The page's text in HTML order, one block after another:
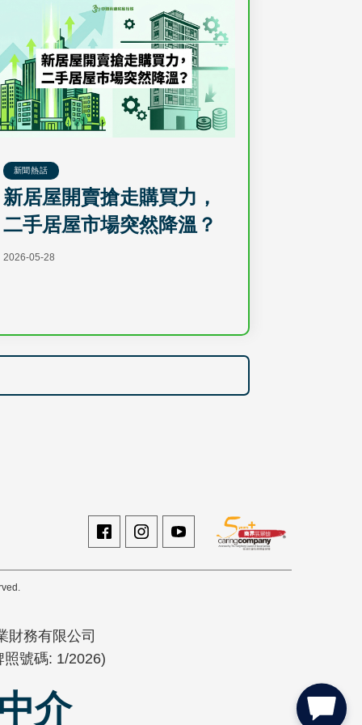
新聞熱話
新居屋開賣搶走購買力，
二手居屋市場突然降溫？
2026-05-28
財務有限公司
照號碼: 1/2026)
介